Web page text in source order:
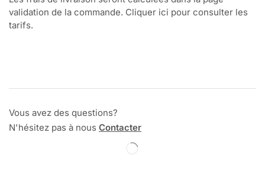
validation de la commande. Cliquer ici pour consulter les
tarifs.
Vous avez des questions?
N'hésitez pas à nous Contacter